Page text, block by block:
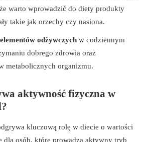
warto wprowadzić do diety produkty
takie jak orzechy czy nasiona.
odżywczych w codziennym
dobrego zdrowia oraz
metabolicznych organizmu.
aktywność fizyczna w
kluczową rolę w diecie o wartości
dla osób, które prowadzą aktywny tryb